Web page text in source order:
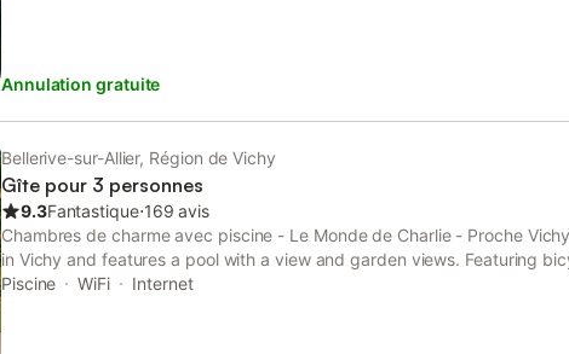
Annulation gratuite
Bellerive-sur-Allier, Région de Vichy
Gîte pour 3 personnes
9.3Fantastique⋅169 avis
Chambres de charme avec piscine - Le Monde de Charlie - Proche
in Vichy and features a pool with a view and garden views. Featuring
parking, this property also provides guests with a picnic area.
Piscine WiFi Internet